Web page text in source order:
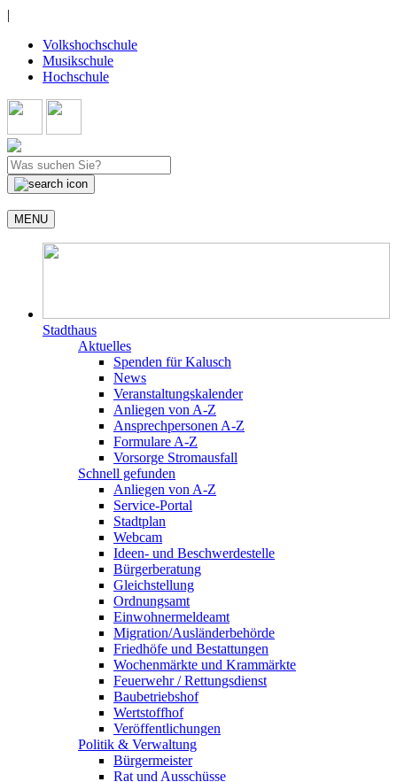
|
Volkshochschule
Musikschule
Hochschule
MENU
Stadthaus
Aktuelles
Spenden für Kalusch
News
Veranstaltungskalender
Anliegen von A-Z
Ansprechpersonen A-Z
Formulare A-Z
Vorsorge Stromausfall
Schnell gefunden
Anliegen von A-Z
Service-Portal
Stadtplan
Webcam
Ideen- und Beschwerdestelle
Bürgerberatung
Gleichstellung
Ordnungsamt
Einwohnermeldeamt
Migration/Ausländerbehörde
Friedhöfe und Bestattungen
Wochenmärkte und Krammärkte
Feuerwehr / Rettungsdienst
Baubetriebshof
Wertstoffhof
Veröffentlichungen
Politik & Verwaltung
Bürgermeister
Rat und Ausschüsse